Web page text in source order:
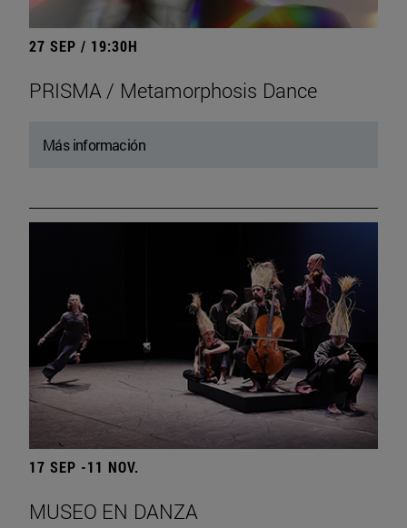
27 SEP / 19:30H
PRISMA / Metamorphosis Dance
Más información
17 SEP -11 NOV.
MUSEO EN DANZA